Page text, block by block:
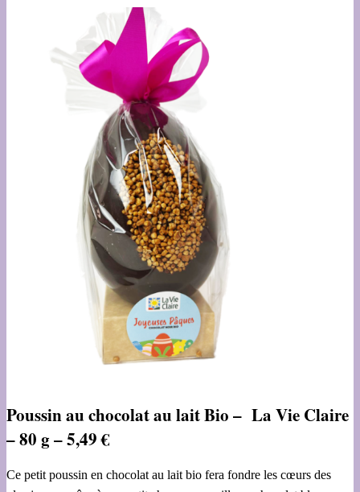
Poussin au chocolat au lait Bio – La Vie Claire
– 80 g – 5,49 €
Ce petit poussin en chocolat au lait bio fera fondre les cœurs des